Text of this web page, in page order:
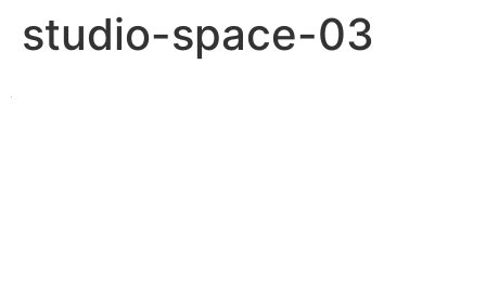
studio-space-03